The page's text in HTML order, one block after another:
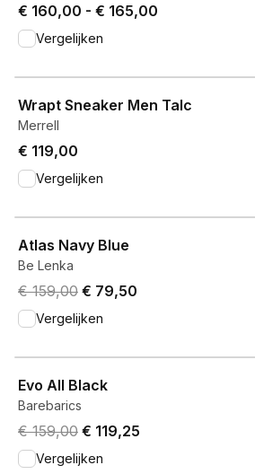
Price from € 160,00 to € 165,00.
€ 160,00 - € 165,00
Vergelijken
Wrapt Sneaker Men Talc
Merrell
€ 119,00
Vergelijken
Atlas Navy Blue
Be Lenka
Original price was € 159,00.
€ 159,00 Current price is € 79,50.
€ 79,50
Vergelijken
Evo All Black
Barebarics
Original price was € 159,00.
€ 159,00 Current price is € 119,25.
€ 119,25
Vergelijken